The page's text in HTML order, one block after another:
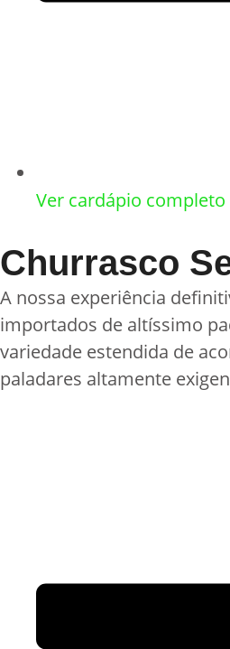
Ver cardápio completo
Churrasco
A nossa experiência
importados de altíssimo
variedade estendida de
paladares altamente